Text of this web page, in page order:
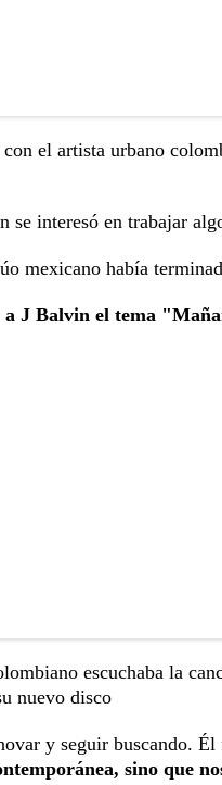
el artista urbano
se interesó en trabajar
mexicano había
a J Balvin el tema
escuchaba la
nuevo disco
y seguir buscando.
sino que